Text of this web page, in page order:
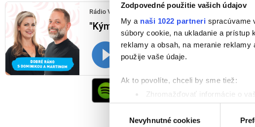
Zodpovedné použitie vašich údajov
My a naši 1022 partneri spracúvame
súbory cookie, na ukladanie a
reklamy a obsah, na meranie
použije vaše údaje.
Ak to povolíte, chceli by sme tiež:
Zhromažďovať informácie o
Identifikovať vaše zariadenie
Viac informácií o tom, ako sa
súhlasuNevyhnutné cookies